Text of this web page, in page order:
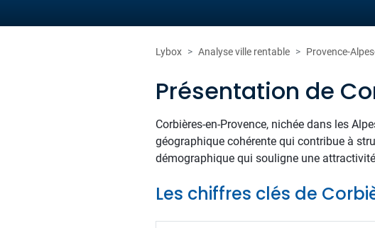
Lybox Analyse ville rentable Provence-
Présentation de
Corbières-en-Provence, nichée dans les
géographique cohérente qui contribue à
démographique qui souligne une
Les chiffres clés de